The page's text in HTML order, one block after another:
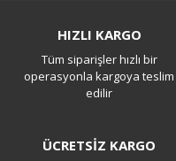
HIZLI KARGO
Tüm siparişler hızlı bir
operasyonla kargoya teslim
edilir
ÜCRETSİZ KARGO